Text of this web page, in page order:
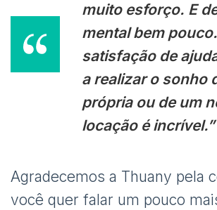
muito esforço. E
mental bem
satisfação de
a realizar o sonho
própria ou de um
locação é incrível.”
Agradecemos a Thuany pela
você quer falar um pouco